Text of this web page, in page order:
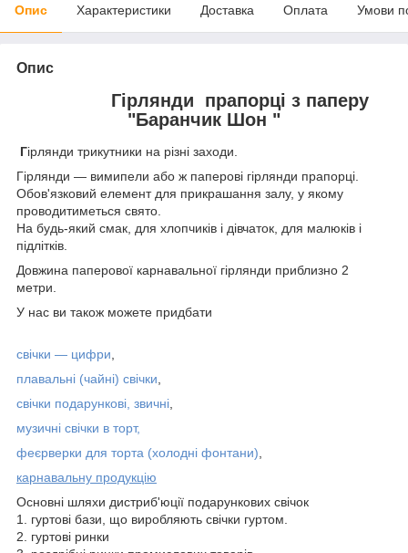
Опис Характеристики Доставка Оплата Умови
Опис
Гірлянди прапорці з паперу
"Баранчик Шон "
Гірлянди трикутники на різні заходи.
Гірлянди — вимипели або ж паперові гірлянди прапорці.
Обов'язковий елемент для прикрашання залу, у якому
проводитиметься свято.
На будь-який смак, для хлопчиків і дівчаток, для малюків і
підлітків.
Довжина паперової карнавальної гірлянди приблизно 2
метри.
У нас ви також можете придбати
свічки — цифри,
плавальні (чайні) свічки,
свічки подарункові, звичні,
музичні свічки в торт,
феєрверки для торта (холодні фонтани),
карнавальну продукцію
Основні шляхи дистриб'юції подарункових свічок
1. гуртові бази, що виробляють свічки гуртом.
2. гуртові ринки